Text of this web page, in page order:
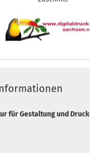
für Gestaltung und Druck